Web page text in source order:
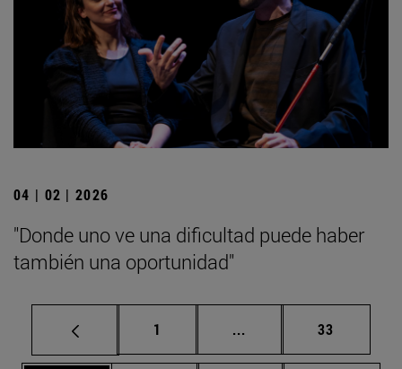
04 | 02 | 2026
"Donde uno ve una dificultad puede haber
también una oportunidad"
Página
1 ... Páginas intermedias
Página
33